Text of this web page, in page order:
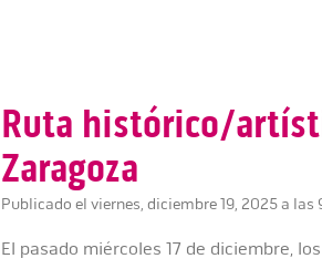
Ruta histórico/
Zaragoza
Publicado el viernes, diciembre 19, 2025 a las
El pasado miércoles 17 de diciembre,